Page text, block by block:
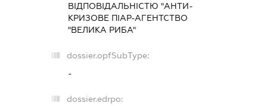
ВІДПОВІДАЛЬНІСТЮ "АНТИ-
КРИЗОВЕ ПІАР-АГЕНТСТВО
"ВЕЛИКА РИБА"
dossier.opfSubType:
-
dossier.edrpo: